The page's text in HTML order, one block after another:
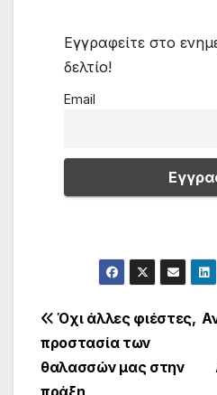
Εγγραφείτε στο
δελτίο!
Email
Πλοήγηση
άρθρων
Όχι άλλες φιέστες,
προστασία των
θαλασσών μας στην
πράξη